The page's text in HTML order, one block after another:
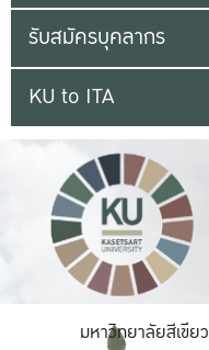
รับสมัครบุคลากร
KU to ITA
มหาวิทยาลัยสีเขียว